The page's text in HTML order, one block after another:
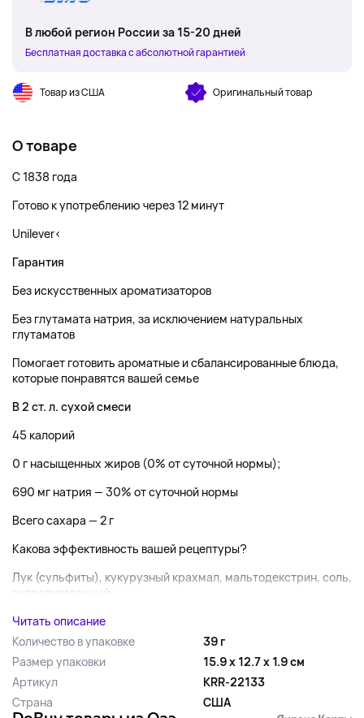
В любой регион России за 15-20 дней
Бесплатная доставка с абсолютной гарантией
Товар из США Оригинальный товар
О товаре
С 1838 года
Готово к употреблению через 12 минут
Unilever<
Гарантия
Без искусственных ароматизаторов
Без глутамата натрия, за исключением натуральных
глутаматов
Помогает готовить ароматные и сбалансированные блюда,
которые понравятся вашей семье
В 2 ст. л. сухой смеси
45 калорий
0 г насыщенных жиров (0% от суточной нормы);
690 мг натрия — 30% от суточной нормы
Всего сахара — 2 г
Какова эффективность вашей рецептуры?
Лук (сульфиты), кукурузный крахмал, мальтодекстрин, соль,
гидролизованный
Читать описание
Количество в упаковке
39 г
Размер упаковки
15.9 x 12.7 x 1.9 см
Артикул
KRR-22133
Страна
США